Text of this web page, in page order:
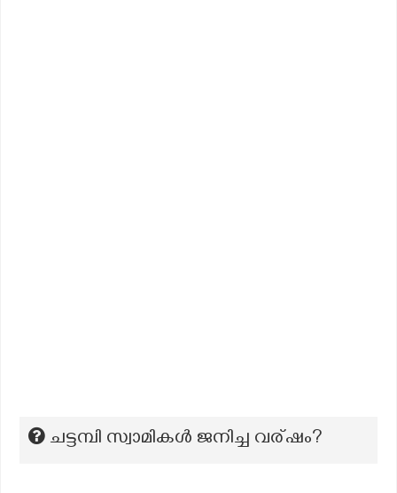
ചട്ടമ്പി സ്വാമികള്‍ ജനിച്ച വര്ഷം?